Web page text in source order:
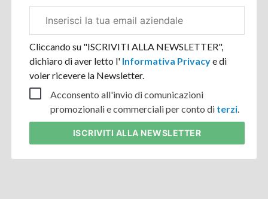
aziendale
Cliccando su "ISCRIVITI ALLA NEWSLETTER",
dichiaro di aver letto l' Informativa Privacye di
voler ricevere la Newsletter.
Acconsento all'invio di comunicazioni
promozionali e commerciali per conto di terzi.
ISCRIVITI ALLA NEWSLETTER